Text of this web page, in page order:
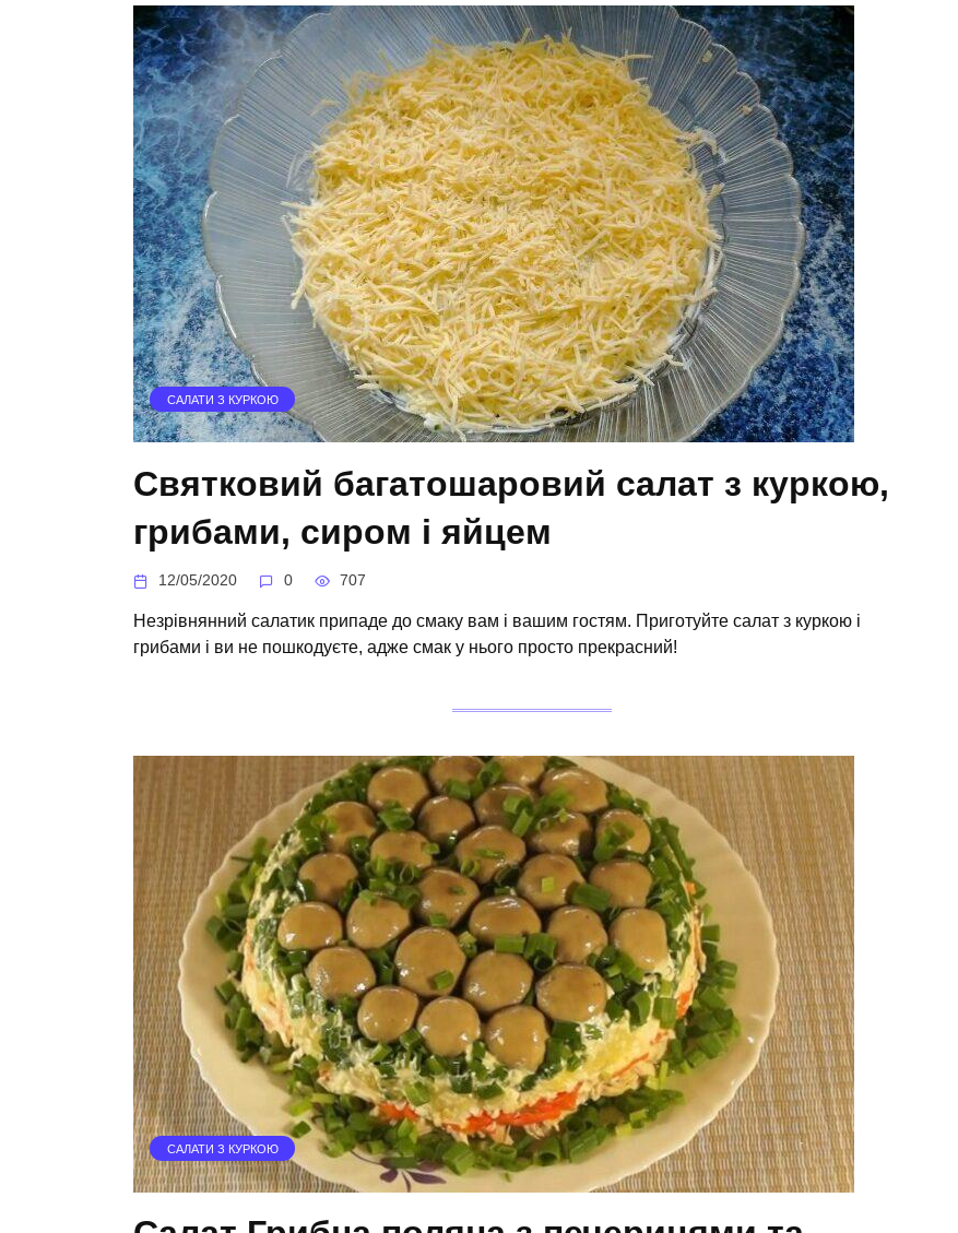
САЛАТИ З КУРКОЮ
Святковий багатошаровий салат з куркою,
грибами, сиром і яйцем
12/05/2020 0 707
Незрівнянний салатик припаде до смаку вам і вашим гостям. Приготуйте салат з куркою і
грибами і ви не пошкодуєте, адже смак у нього просто прекрасний!
САЛАТИ З КУРКОЮ